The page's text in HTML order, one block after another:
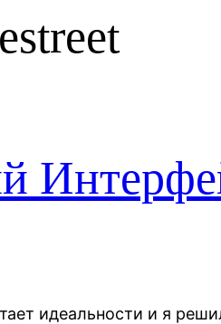
идеальности и я